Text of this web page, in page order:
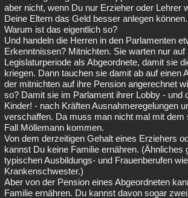
aber nicht, wenn Du nur Erzieher oder Lehrer
Deine Eltern das Geld besser anlegen können.
Warum ist das eigentlich so?
Und handeln die Herren in den Parlamenten
Erkenntnissen? Mitnichten. Sie warten nur auf
Legislaturperiode als Abgeordnete, damit sie
kriegen. Dann tauchen sie damit ab auf einen
der mitnichten auf ihre Pension angerechnet
so? Damit sie im Parlament ihrer Lobby - und
Kinder! - nach Kräften Ausnahmeregelungen
verschaffen. Da muss man nicht mal mit dem
Fall Möllemann kommen.
Von dem derzeitigen Gehalt eines Erziehers
kannst Du keine Familie ernähren. (Ähnliches
typischen Ausbildungs- und Frauenberufen wie
Krankenschwester.)
Aber von der Pension eines Abgeordneten
Familie ernähren. Du kannst davon sogar